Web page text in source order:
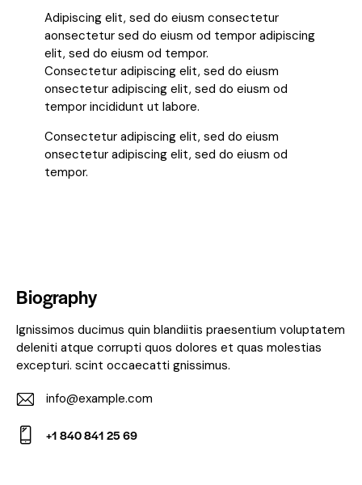
Adipiscing elit, sed do eiusm consectetur
aonsectetur sed do eiusm od tempor adipiscing
elit, sed do eiusm od tempor.
Consectetur adipiscing elit, sed do eiusm
onsectetur adipiscing elit, sed do eiusm od
tempor incididunt ut labore.
Consectetur adipiscing elit, sed do eiusm
onsectetur adipiscing elit, sed do eiusm od
tempor.
Biography
Ignissimos ducimus quin blandiitis praesentium voluptatem
deleniti atque corrupti quos dolores et quas molestias
excepturi. scint occaecatti gnissimus.
E-
m
info@example.com
+1 840 841 25 69